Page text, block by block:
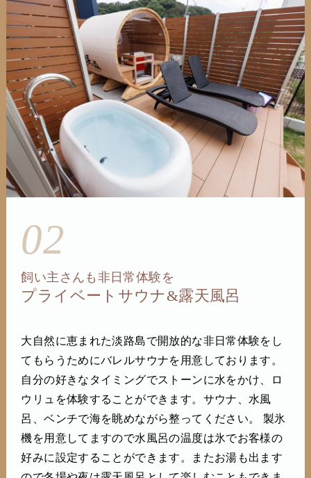
02
飼い主さんも非日常体験を
プライベートサウナ&露天風呂
大自然に恵まれた淡路島で開放的な非日常体験をし
てもらうためにバレルサウナを用意しております。
自分の好きなタイミングでストーンに水をかけ、ロ
ウリュを体験することができます。サウナ、水風
呂、ベンチで海を眺めながら整ってください。 製氷
機を用意してますので水風呂の温度は氷でお客様の
好みに設定することができます。またお湯も出ます